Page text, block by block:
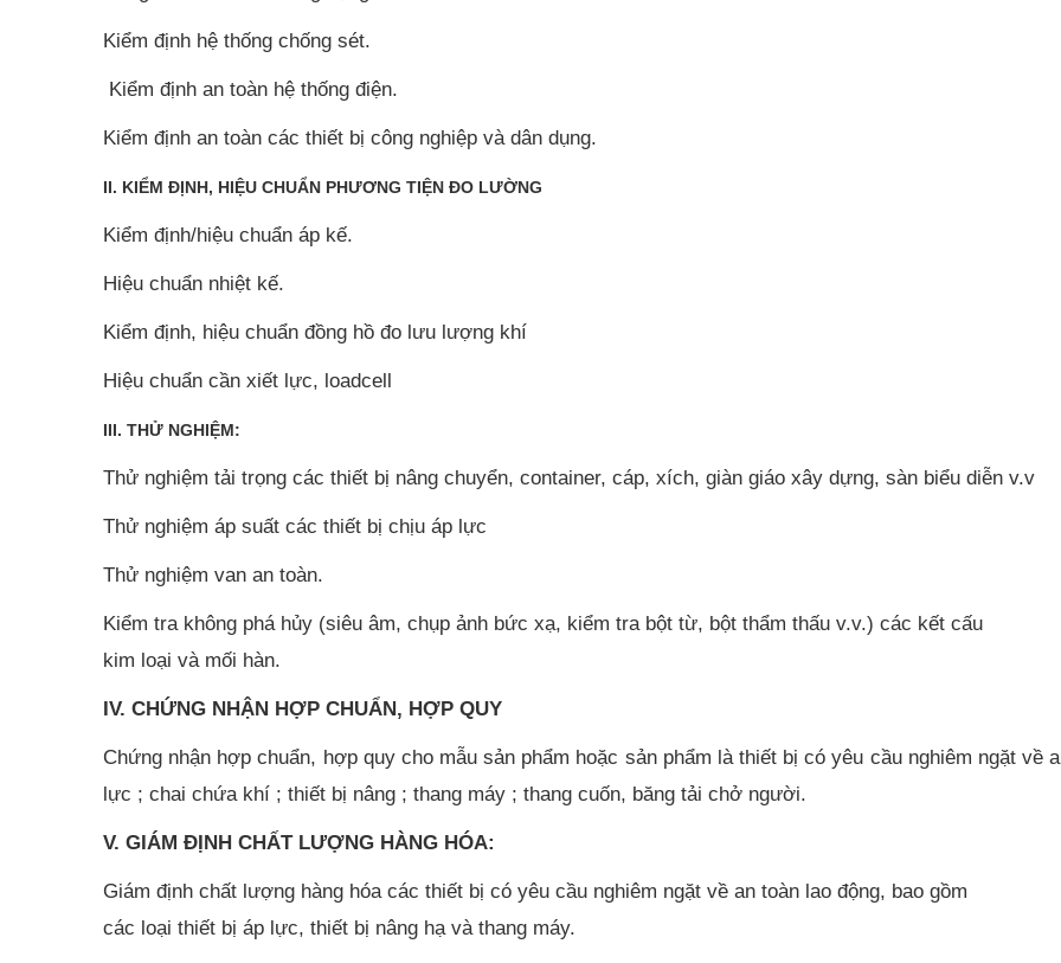
Kiểm định hệ thống chống sét.
Kiểm định an toàn hệ thống điện.
Kiểm định an toàn các thiết bị công nghiệp và dân dụng.
II. KIỂM ĐỊNH, HIỆU CHUẨN PHƯƠNG TIỆN ĐO LƯỜNG
Kiểm định/hiệu chuẩn áp kế.
Hiệu chuẩn nhiệt kế.
Kiểm định, hiệu chuẩn đồng hồ đo lưu lượng khí
Hiệu chuẩn cần xiết lực, loadcell
III. THỬ NGHIỆM:
Thử nghiệm tải trọng các thiết bị nâng chuyển, container, cáp, xích, giàn giáo xây dựng, sàn biểu diễn v.v
Thử nghiệm áp suất các thiết bị chịu áp lực
Thử nghiệm van an toàn.
Kiểm tra không phá hủy (siêu âm, chụp ảnh bức xạ, kiểm tra bột từ, bột thẩm thấu v.v.) các kết cấu
kim loại và mối hàn.
IV. CHỨNG NHẬN HỢP CHUẨN, HỢP QUY
Chứng nhận hợp chuẩn, hợp quy cho mẫu sản phẩm hoặc sản phẩm là thiết bị có yêu cầu nghiêm ngặt về
lực ; chai chứa khí ; thiết bị nâng ; thang máy ; thang cuốn, băng tải chở người.
V. GIÁM ĐỊNH CHẤT LƯỢNG HÀNG HÓA:
Giám định chất lượng hàng hóa các thiết bị có yêu cầu nghiêm ngặt về an toàn lao động, bao gồm
các loại thiết bị áp lực, thiết bị nâng hạ và thang máy.